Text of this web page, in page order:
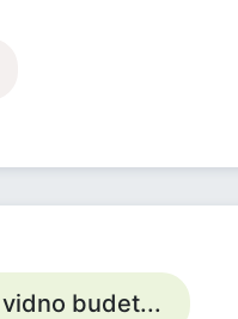
budet...